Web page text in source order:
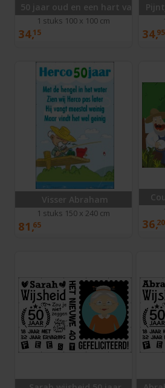
50 jaar oud en een hart van goud
1 stuks 100 x 100 cm
34,15 34,95
Visser Abraham
1 stuks 150 x 240 cm
81,65 36,20